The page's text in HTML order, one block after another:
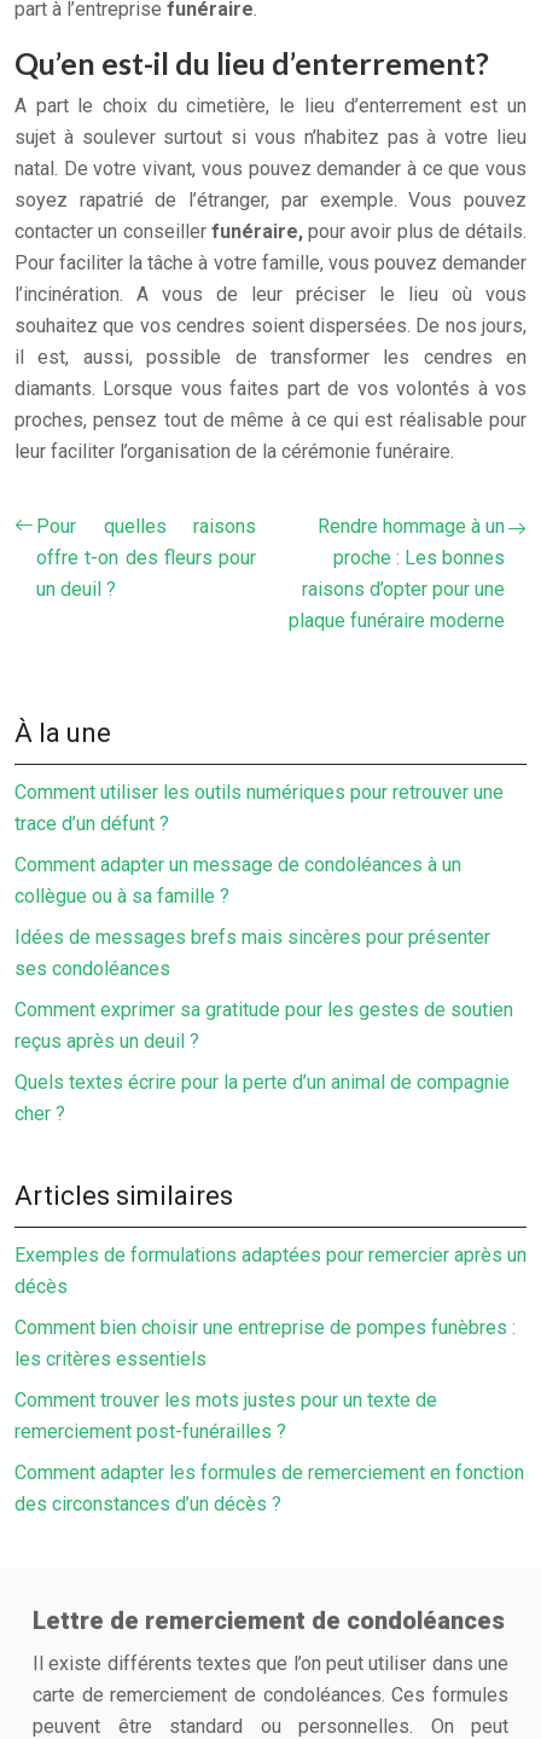
part à l’entreprise funéraire.
Qu’en est-il du lieu d’enterrement?
A part le choix du cimetière, le lieu d’enterrement est un
sujet à soulever surtout si vous n’habitez pas à votre lieu
natal. De votre vivant, vous pouvez demander à ce que vous
soyez rapatrié de l’étranger, par exemple. Vous pouvez
contacter un conseiller funéraire,pour avoir plus de détails.
Pour faciliter la tâche à votre famille, vous pouvez demander
l’incinération. A vous de leur préciser le lieu où vous
souhaitez que vos cendres soient dispersées. De nos jours,
il est, aussi, possible de transformer les cendres en
diamants. Lorsque vous faites part de vos volontés à vos
proches, pensez tout de même à ce qui est réalisable pour
leur faciliter l’organisation de la cérémonie funéraire.
Pour quelles raisons
offre t-on des fleurs pour
un deuil ?
Rendre hommage à un
proche : Les bonnes
raisons d’opter pour une
plaque funéraire moderne
À la une
Comment utiliser les outils numériques pour retrouver une
trace d’un défunt ?
Comment adapter un message de condoléances à un
collègue ou à sa famille ?
Idées de messages brefs mais sincères pour présenter
ses condoléances
Comment exprimer sa gratitude pour les gestes de soutien
reçus après un deuil ?
Quels textes écrire pour la perte d’un animal de compagnie
cher ?
Articles similaires
Exemples de formulations adaptées pour remercier après un
décès
Comment bien choisir une entreprise de pompes funèbres :
les critères essentiels
Comment trouver les mots justes pour un texte de
remerciement post-funérailles ?
Comment adapter les formules de remerciement en fonction
des circonstances d’un décès ?
Lettre de remerciement de condoléances
Il existe différents textes que l’on peut utiliser dans une
carte de remerciement de condoléances. Ces formules
peuvent être standard ou personnelles. On peut